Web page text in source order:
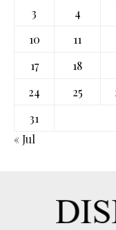
3
4
10
11
17
18
24
25
31
« Jul